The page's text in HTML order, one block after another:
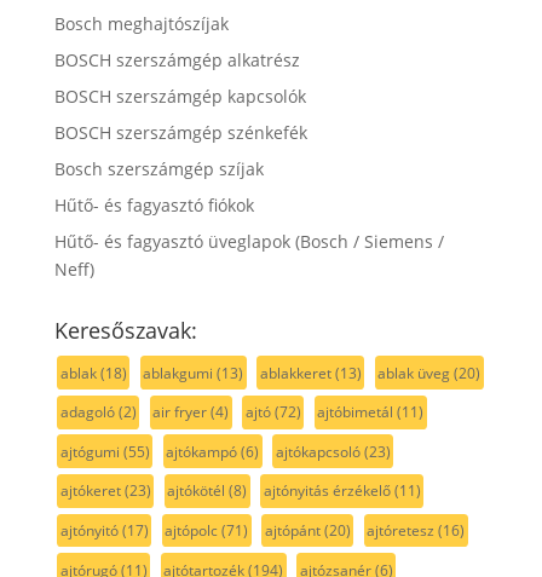
Bosch meghajtószíjak
BOSCH szerszámgép alkatrész
BOSCH szerszámgép kapcsolók
BOSCH szerszámgép szénkefék
Bosch szerszámgép szíjak
Hűtő- és fagyasztó fiókok
Hűtő- és fagyasztó üveglapok (Bosch / Siemens /
Neff)
Keresőszavak:
ablak(18) ablakgumi (13) ablakkeret(13) ablak üveg(20)
adagoló(2) air fryer(4) ajtó(72) ajtóbimetál (11)
ajtógumi (55) ajtókampó(6) ajtókapcsoló(23)
ajtókeret(23) ajtókötél (8) ajtónyitás érzékelő(11)
ajtónyitó(17) ajtópolc(71) ajtópánt(20) ajtóretesz (16)
ajtórugó(11) ajtótartozék(194) ajtózsanér(6)